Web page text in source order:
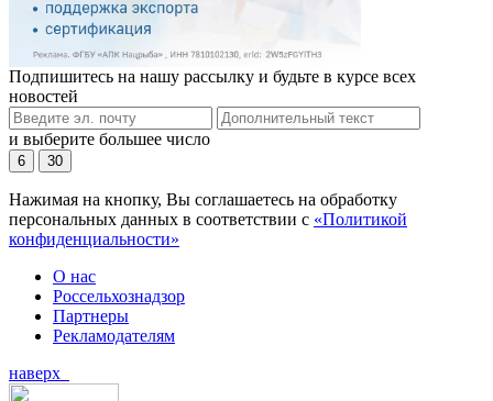
Подпишитесь на нашу рассылку и будьте в курсе всех
новостей
и выберите большее число
6 30
Нажимая на кнопку, Вы соглашаетесь на обработку
персональных данных в соответствии с «Политикой
конфиденциальности»
О нас
Россельхознадзор
Партнеры
Рекламодателям
наверх